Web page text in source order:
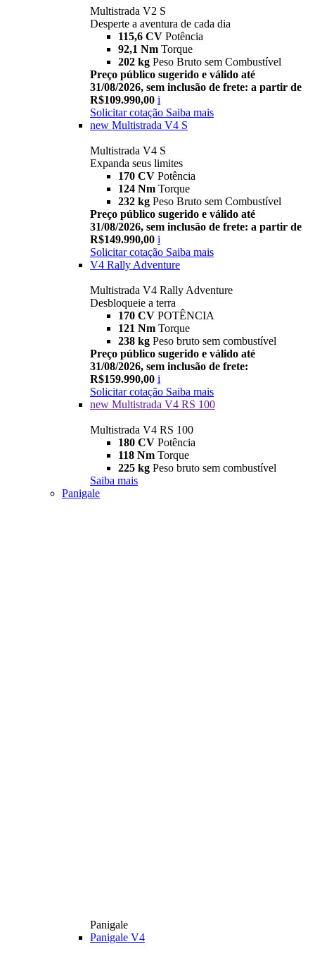
Multistrada V2 S
Desperte a aventura de cada dia
115,6 CV Potência
92,1 Nm Torque
202 kg Peso Bruto sem Combustível
Preço público sugerido e válido até
31/08/2026, sem inclusão de frete: a partir de
R$109.990,00 i
Solicitar cotação Saiba mais
new Multistrada V4 S
Multistrada V4 S
Expanda seus limites
170 CV Potência
124 Nm Torque
232 kg Peso Bruto sem Combustível
Preço público sugerido e válido até
31/08/2026, sem inclusão de frete: a partir de
R$149.990,00 i
Solicitar cotação Saiba mais
V4 Rally Adventure
Multistrada V4 Rally Adventure
Desbloqueie a terra
170 CV POTÊNCIA
121 Nm Torque
238 kg Peso bruto sem combustível
Preço público sugerido e válido até
31/08/2026, sem inclusão de frete:
R$159.990,00 i
Solicitar cotação Saiba mais
new Multistrada V4 RS 100
Multistrada V4 RS 100
180 CV Potência
118 Nm Torque
225 kg Peso bruto sem combustível
Saiba mais
Panigale
Panigale
Panigale V4